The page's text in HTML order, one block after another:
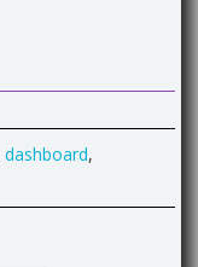
dashboard,